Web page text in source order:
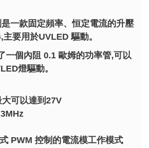
一款固定頻率、恒定電流的升壓
要用於UVLED 驅動。
一個內阻 0.1 歐姆的功率管,可以
燈驅動。
可以達到27V
PWM 控制的電流模工作模式